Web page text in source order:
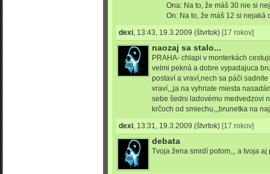
Ona: Na to, že máš 30 nie si
On: Na to, že máš 12 si nejaká
dexi, 13:43, 19.3.2009 (štvrtok) [17 rokov]
naozaj sa stalo...
PRAHA- chlapi v monterkách
velmi pekná a dobre vypadajuca
postaví a vraví,nech sa páči
vraví,,,ja na vyhriate miesta
sebe šedni ladovému medvedzovi
krčoch od smiechu,,,brunetka na
dexi, 13:31, 19.3.2009 (štvrtok) [17 rokov]
debata
Tvoja žena smrdí potom,,, a tvoja aj